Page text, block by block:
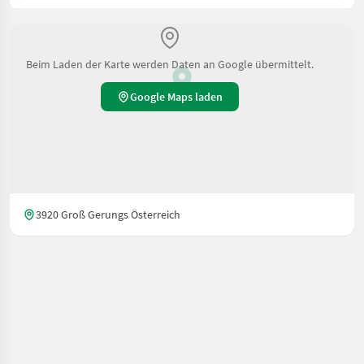
Beim Laden der Karte werden Daten an Google übermittelt.
Google Maps laden
3920 Groß Gerungs Österreich